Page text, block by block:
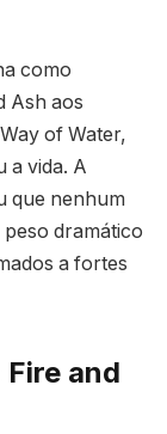
como
Ash aos
of Water,
a vida. A
que nenhum
dramático
a fortes
and